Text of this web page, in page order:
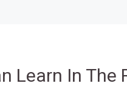
Learn In The